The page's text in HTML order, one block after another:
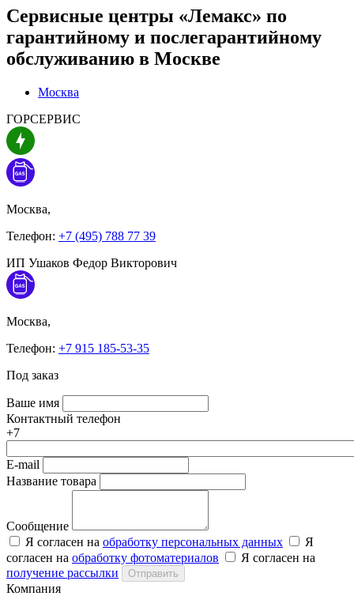
Сервисные центры «Лемакс» по
гарантийному и послегарантийному
обслуживанию в Москве
Москва
ГОРСЕРВИС
Москва,
Телефон: +7 (495) 788 77 39
ИП Ушаков Федор Викторович
Москва,
Телефон: +7 915 185-53-35
Под заказ
Ваше имя
Контактный телефон
+7
E-mail
Название товара
Сообщение
Я согласен на обработку персональных данных
Я
согласен на обработку фотоматериалов
Я согласен на
получение рассылки
Отправить
Компания